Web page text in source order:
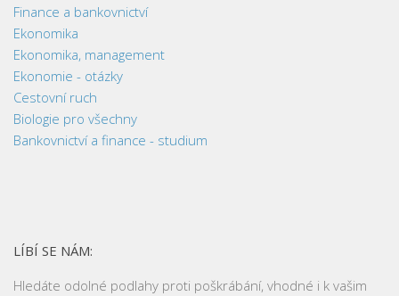
Finance a bankovnictví
Ekonomika
Ekonomika, management
Ekonomie - otázky
Cestovní ruch
Biologie pro všechny
Bankovnictví a finance - studium
LÍBÍ SE NÁM:
Hledáte odolné podlahy proti poškrábání, vhodné i k vašim